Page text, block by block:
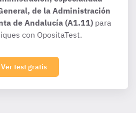
de la Administración
de Andalucía (A1.11) para
con OpositaTest.
Ver test gratis